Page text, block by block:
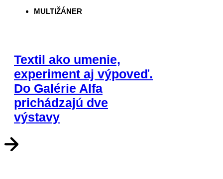
MULTIŽÁNER
Textil ako umenie,
experiment aj výpoveď.
Do Galérie Alfa
prichádzajú dve
výstavy